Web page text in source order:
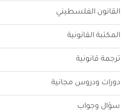
القانون الفلسطيني
المكتبة القانونية
ترجمة قانونية
دورات ودروس مجانية
سؤال وجواب